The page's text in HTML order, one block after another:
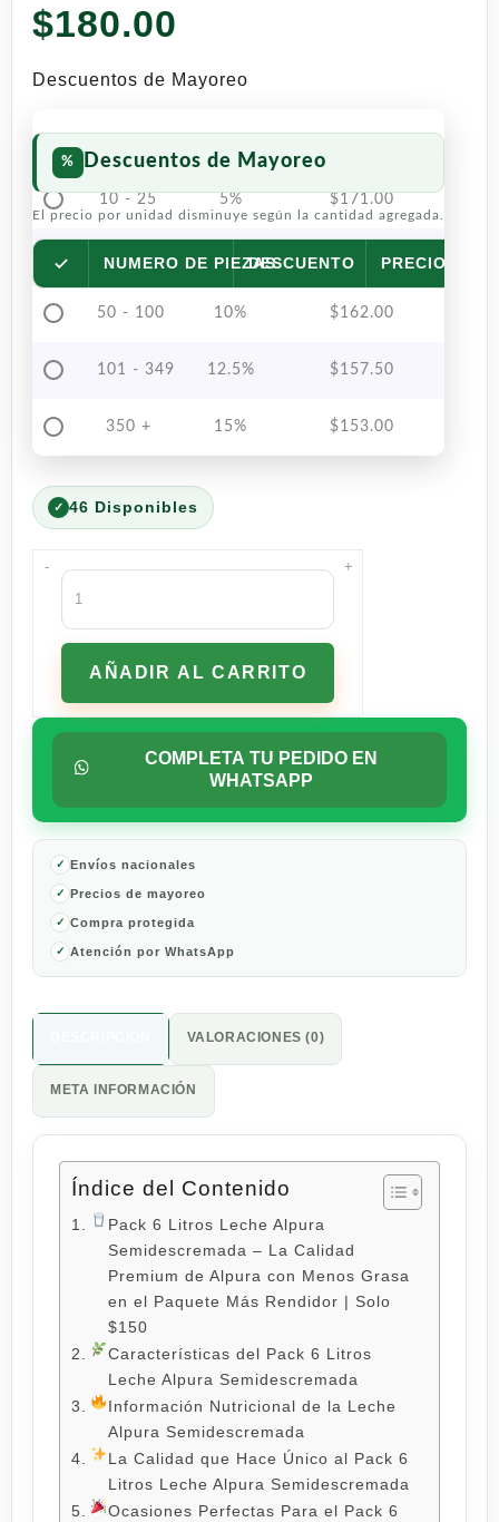
$180.00
Descuentos de Mayoreo
Descuentos de Mayoreo
El precio por unidad disminuye según la cantidad agregada.
NUMERO DE PIEZASDESCUENTO PRECIO POR
10 - 25 5% $171.00
26 - 49 7.5% $166.50
50 - 100 10% $162.00
101 - 349 12.5% $157.50
350 + 15% $153.00
46 Disponibles
-
Pack
Litros
Leche
Alpura
Semidescremada
cantidad
AÑADIR AL CARRITO
+
COMPLETA TU PEDIDO EN
WHATSAPP
Envíos nacionales
Precios de mayoreo
Compra protegida
Atención por WhatsApp
VALORACIONES (0)
META INFORMACIÓN
Índice del Contenido
Pack 6 Litros Leche Alpura
Semidescremada – La Calidad
Premium de Alpura con Menos Grasa
en el Paquete Más Rendidor | Solo
$150
Características del Pack 6 Litros
Leche Alpura Semidescremada
Información Nutricional de la Leche
Alpura Semidescremada
La Calidad que Hace Único al Pack 6
Litros Leche Alpura Semidescremada
Ocasiones Perfectas Para el Pack 6